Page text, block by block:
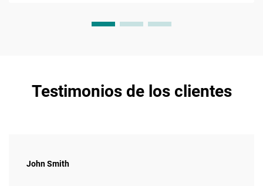
Testimonios de los clientes
John Smith